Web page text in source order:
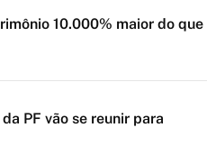
10.000% maior do que
PF vão se reunir para